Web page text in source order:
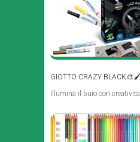
GIOTTO CRAZY
Illumina il buio con